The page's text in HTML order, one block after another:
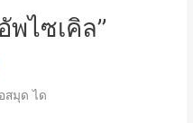
พไซเคิล”
สมุด ได